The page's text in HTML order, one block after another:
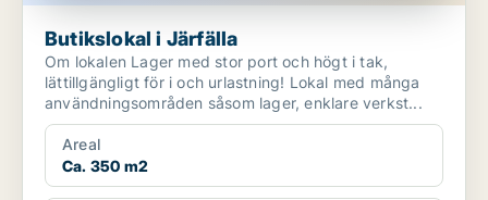
Butikslokal i Järfälla
Om lokalen Lager med stor port och högt i tak,
lättillgängligt för i och urlastning! Lokal med många
användningsområden såsom lager, enklare verkst...
Areal
Ca. 350 m2